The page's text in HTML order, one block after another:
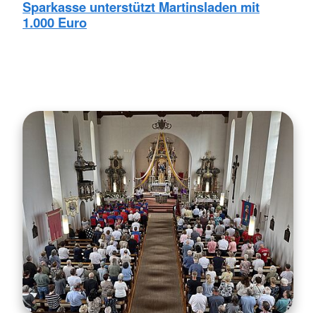
Sparkasse unterstützt Martinsladen mit
1.000 Euro